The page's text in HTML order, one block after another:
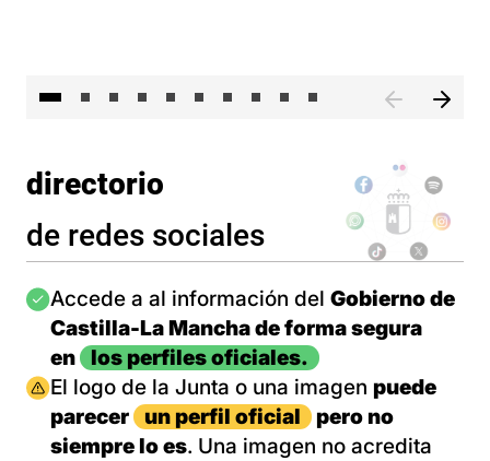
directorio
de redes sociales
Imagen
Accede a al información del Gobierno de
Castilla-La Mancha de forma segura
en
los perfiles oficiales.
Imagen
El logo de la Junta o una imagen puede
parecer
un perfil oficial
pero no
siempre lo es. Una imagen no acredita